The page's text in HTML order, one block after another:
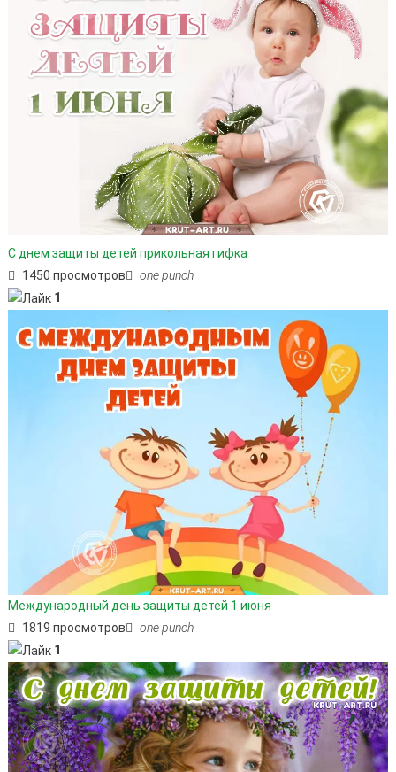
С днем защиты детей прикольная гифка
1450 просмотров
one punch
1
Международный день защиты детей 1 июня
1819 просмотров
one punch
1